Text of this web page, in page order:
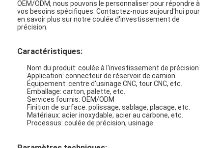
Maison
Produits
OEM/ODM, nous pouvons le personnaliser pour répondre à
vos besoins spécifiques. Contactez-nous aujourd'hui pour
en savoir plus sur notre coulée d'investissement de
précision.
Caractéristiques:
Nom du produit: coulée à l'investissement de précision
Application: connecteur de réservoir de camion
Équipement: centre d'usinage CNC, tour CNC, etc.
Emballage: carton, palette, etc.
Services fournis: OEM/ODM
Finition de surface: polissage, sablage, placage, etc.
Matériaux: acier inoxydable, acier au carbone, etc.
Processus: coulée de précision, usinage